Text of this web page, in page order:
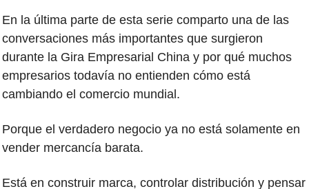
En la última parte de esta serie comparto una de las
conversaciones más importantes que surgieron
durante la Gira Empresarial China y por qué muchos
empresarios todavía no entienden cómo está
cambiando el comercio mundial.
Porque el verdadero negocio ya no está solamente en
vender mercancía barata.
Está en construir marca, controlar distribución y pensar